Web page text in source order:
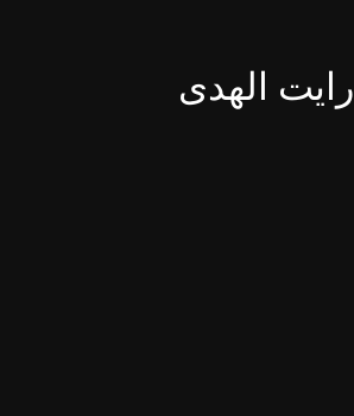
رایت الهدی